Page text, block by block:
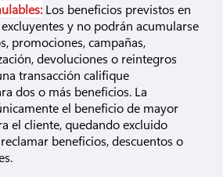
Los beneficios previstos en
y no podrán acumularse
promociones, campañas,
devoluciones o reintegros
transacción califique
dos o más beneficios. La
el beneficio de mayor
el cliente, quedando excluido
beneficios, descuentos o